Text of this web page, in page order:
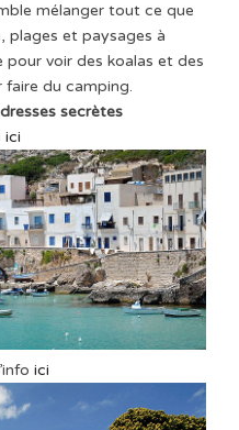
mélanger tout ce que
plages et paysages à
voir des koalas et des
faire du camping.
secrètes
ici
ici